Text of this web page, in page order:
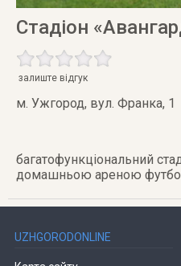
Стадіон
залиште відгук
м. Ужгород, вул. Франка, 1
багатофункціональний
домашньою ареною
UZHGORODONLINE